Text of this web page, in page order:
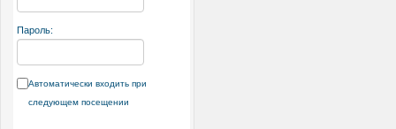
Пароль:
Автоматически входить при
следующем посещении